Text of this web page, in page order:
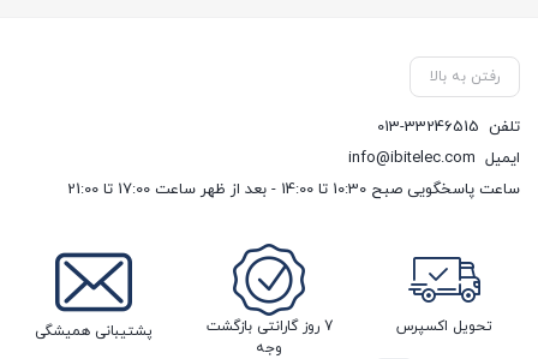
رفتن به بالا
تلفن 013-33246515
ایمیل info@ibitelec.com
ساعت پاسخگویی صبح 10:30 تا 14:00 - بعد از ظهر ساعت 17:00 تا 21:00
تحویل اکسپرس
7 روز گارانتی بازگشت
وجه
پشتیبانی همیشگی